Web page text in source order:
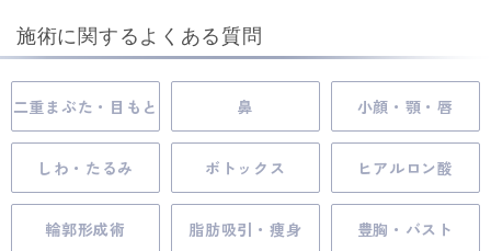
施術に関するよくある質問
二重まぶた・目もと 鼻 小顔・顎・唇
しわ・たるみ ボトックス ヒアルロン酸
輪郭形成術 脂肪吸引・痩身 豊胸・バスト